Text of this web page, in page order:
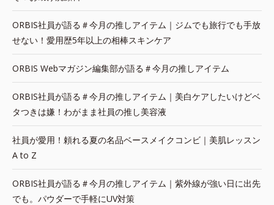
ORBIS社員が語る＃今月の推しアイテム｜ジムでも旅行でも手放
せない！愛用歴5年以上の相棒スキンケア
ORBIS Webマガジン編集部が語る＃今月の推しアイテム
ORBIS社員が語る＃今月の推しアイテム｜美白ケアしたいけどベ
タつきは嫌！わがまま社員の推し美容液
社員が愛用！頼れる夏の名品ベースメイクコンビ｜美肌レッスン
A to Z
ORBIS社員が語る＃今月の推しアイテム｜紫外線が強い日に出先
でも。パウダーで手軽にUV対策